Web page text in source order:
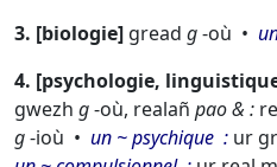
3. biologie gread g-où
4. psychologie,
gwezh g-où, realañ pao & :
g-ioù un ~ psychique
ur